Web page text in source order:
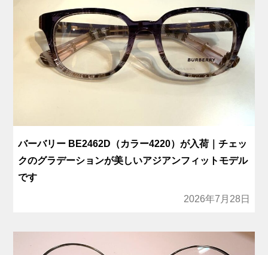
バーバリー BE2462D（カラー4220）が入荷｜チェッ
クのグラデーションが美しいアジアンフィットモデル
です
2026年7月28日